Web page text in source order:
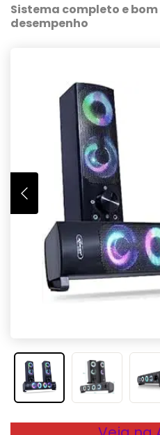
Sistema completo e
desempenho